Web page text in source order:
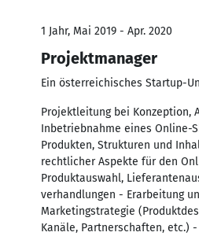
1 Jahr, Mai 2019 - Apr. 2020
Projektmanager
Ein österreichisches Startup-
Projektleitung bei Konzeption,
Inbetriebnahme eines Online-
Produkten, Strukturen und
rechtlicher Aspekte für den
Produktauswahl,
verhandlungen - Erarbeitung
Marketingstrategie
Kanäle, Partnerschaften, etc.)